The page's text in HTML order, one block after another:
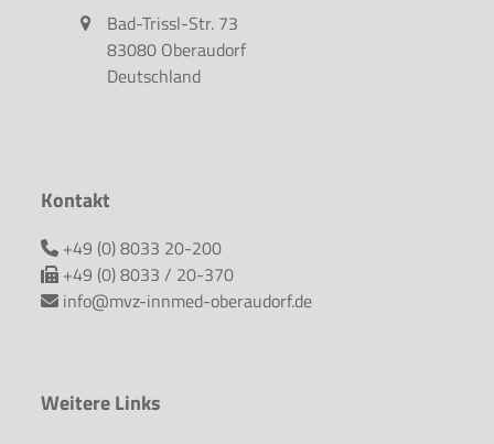
Bad-Trissl-Str. 73
83080 Oberaudorf
Deutschland
Kontakt
+49 (0) 8033 20-200
+49 (0) 8033 / 20-370
info@mvz-innmed-oberaudorf.de
Weitere Links